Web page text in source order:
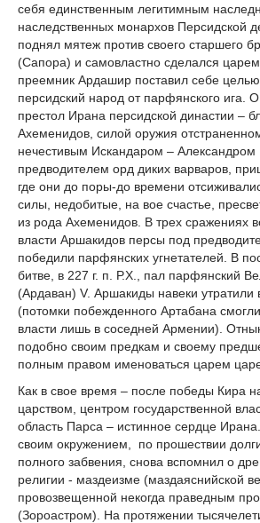
себя единственным легитимным
наследственных монархов Персидской
поднял мятеж против своего старшего
(Сапора) и самовластно сделался
преемник Ардашир поставил себе
персидский народ от парфянского ига.
престол Ирана персидской династии –
Ахеменидов, силой оружия
нечестивым Искандаром – Александром
предводителем орд диких варваров,
где они до поры-до времени
силы, недобитые, на вое счастье,
из рода Ахеменидов. В трех сражениях
власти Аршакидов персы под
победили парфянских угнетателей. В
битве, в 227 г. п. Р.Х., пал парфянский
(Ардаван) V. Аршакиды навеки утратили
(потомки побежденного Артабана
власти лишь в соседней Армении).
подобно своим предкам и своему
полным правом именоваться царем
Как в свое время – после победы Кира
царством, центром государственной
область Парса – истинное сердце
своим окружением, по прошествии
полного забвения, снова вспомнил о
религии - маздеизме (маздаяснийской
провозвещенной некогда праведным
(Зороастром). На протяжении